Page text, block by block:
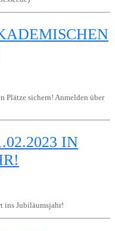
Plätze sichern! Anmelden über
IN
ins Jubiläumsjahr!